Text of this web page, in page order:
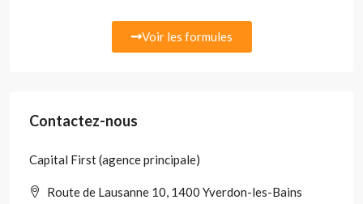
Voir les formules
Contactez-nous
Capital First (agence principale)
Route de Lausanne 10, 1400 Yverdon-les-Bains